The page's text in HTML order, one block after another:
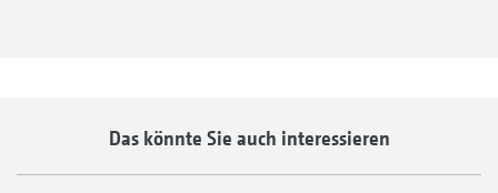
Das könnte Sie auch interessieren